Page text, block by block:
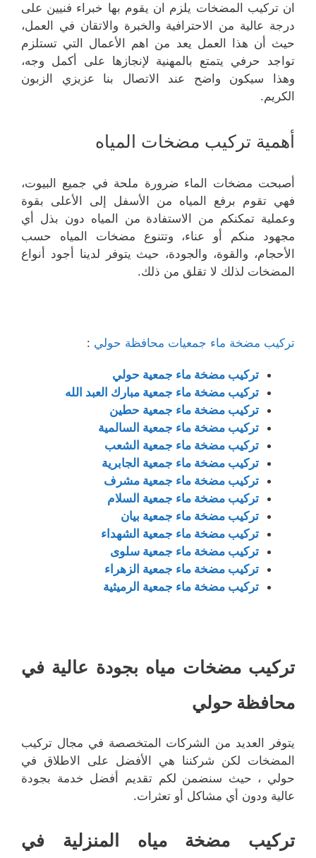
ان تركيب المضخات يلزم ان يقوم بها خبراء فنيين على
درجة عالية من الاحترافية والخبرة والاتقان في العمل،
حيث أن هذا العمل يعد من اهم الأعمال التي تستلزم
تواجد حرفي يتمتع بالمهنية لإنجازها على أكمل وجه،
وهذا سيكون واضح عند الاتصال بنا عزيزي الزبون
الكريم.
أهمية تركيب مضخات المياه
أصبحت مضخات الماء ضرورة ملحة في جميع البيوت،
فهي تقوم برفع المياه من الأسفل إلى الأعلى بقوة
وعملية تمكنكم من الاستفادة من المياه دون بذل أي
مجهود منكم أو عناء، وتتنوع مضخات المياه حسب
الأحجام، والقوة، والجودة، حيث يتوفر لدينا أجود أنواع
المضخات لذلك لا تقلق من ذلك.
تركيب مضخة ماء جمعيات محافظة حولي :
تركيب مضخة ماء جمعية حولي
تركيب مضخة ماء جمعية مبارك العبد الله
تركيب مضخة ماء جمعية حطين
تركيب مضخة ماء جمعية السالمية
تركيب مضخة ماء جمعية الشعب
تركيب مضخة ماء جمعية الجابرية
تركيب مضخة ماء جمعية مشرف
تركيب مضخة ماء جمعية السلام
تركيب مضخة ماء جمعية بيان
تركيب مضخة ماء جمعية الشهداء
تركيب مضخة ماء جمعية سلوى
تركيب مضخة ماء جمعية الزهراء
تركيب مضخة ماء جمعية الرميثية
تركيب مضخات مياه بجودة عالية في
محافظة حولي
يتوفر العديد من الشركات المتخصصة في مجال تركيب
المضخات لكن شركننا هي الأفضل على الاطلاق في
حولي ، حيث سنضمن لكم تقديم أفضل خدمة بجودة
عالية ودون أي مشاكل أو تعثرات.
تركيب مضخة مياه المنزلية في